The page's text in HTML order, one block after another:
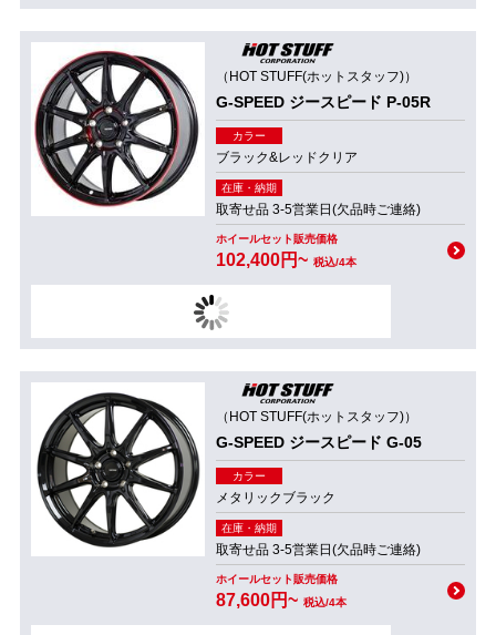
（HOT STUFF(ホットスタッフ)）
G-SPEED ジースピード P-05R
カラー
ブラック&レッドクリア
在庫・納期
取寄せ品 3-5営業日(欠品時ご連絡)
ホイールセット販売価格
102,400円~ 税込/4本
（HOT STUFF(ホットスタッフ)）
G-SPEED ジースピード G-05
カラー
メタリックブラック
在庫・納期
取寄せ品 3-5営業日(欠品時ご連絡)
ホイールセット販売価格
87,600円~ 税込/4本